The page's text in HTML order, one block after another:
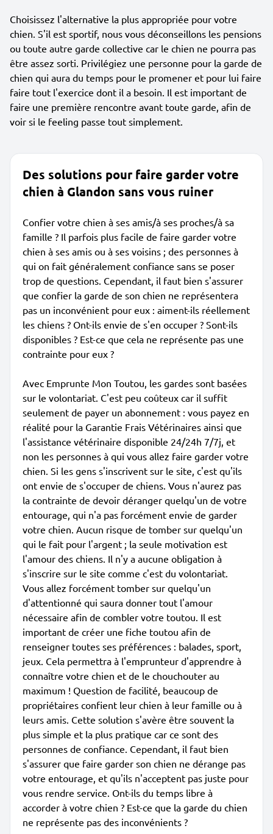
Choisissez l'alternative la plus appropriée pour votre
chien. S'il est sportif, nous vous déconseillons les pensions
ou toute autre garde collective car le chien ne pourra pas
être assez sorti. Privilégiez une personne pour la garde de
chien qui aura du temps pour le promener et pour lui faire
faire tout l'exercice dont il a besoin. Il est important de
faire une première rencontre avant toute garde, afin de
voir si le feeling passe tout simplement.
Des solutions pour faire garder votre
chien à Glandon sans vous ruiner
Confier votre chien à ses amis/à ses proches/à sa
famille ? Il parfois plus facile de faire garder votre
chien à ses amis ou à ses voisins ; des personnes à
qui on fait généralement confiance sans se poser
trop de questions. Cependant, il faut bien s'assurer
que confier la garde de son chien ne représentera
pas un inconvénient pour eux : aiment-ils réellement
les chiens ? Ont-ils envie de s'en occuper ? Sont-ils
disponibles ? Est-ce que cela ne représente pas une
contrainte pour eux ?
Avec Emprunte Mon Toutou, les gardes sont basées
sur le volontariat. C'est peu coûteux car il suffit
seulement de payer un abonnement : vous payez en
réalité pour la Garantie Frais Vétérinaires ainsi que
l'assistance vétérinaire disponible 24/24h 7/7j, et
non les personnes à qui vous allez faire garder votre
chien. Si les gens s'inscrivent sur le site, c'est qu'ils
ont envie de s'occuper de chiens. Vous n'aurez pas
la contrainte de devoir déranger quelqu'un de votre
entourage, qui n'a pas forcément envie de garder
votre chien. Aucun risque de tomber sur quelqu'un
qui le fait pour l'argent ; la seule motivation est
l'amour des chiens. Il n'y a aucune obligation à
s'inscrire sur le site comme c'est du volontariat.
Vous allez forcément tomber sur quelqu'un
d'attentionné qui saura donner tout l'amour
nécessaire afin de combler votre toutou. Il est
important de créer une fiche toutou afin de
renseigner toutes ses préférences : balades, sport,
jeux. Cela permettra à l'emprunteur d'apprendre à
connaître votre chien et de le chouchouter au
maximum ! Question de facilité, beaucoup de
propriétaires confient leur chien à leur famille ou à
leurs amis. Cette solution s'avère être souvent la
plus simple et la plus pratique car ce sont des
personnes de confiance. Cependant, il faut bien
s'assurer que faire garder son chien ne dérange pas
votre entourage, et qu'ils n'acceptent pas juste pour
vous rendre service. Ont-ils du temps libre à
accorder à votre chien ? Est-ce que la garde du chien
ne représente pas des inconvénients ?